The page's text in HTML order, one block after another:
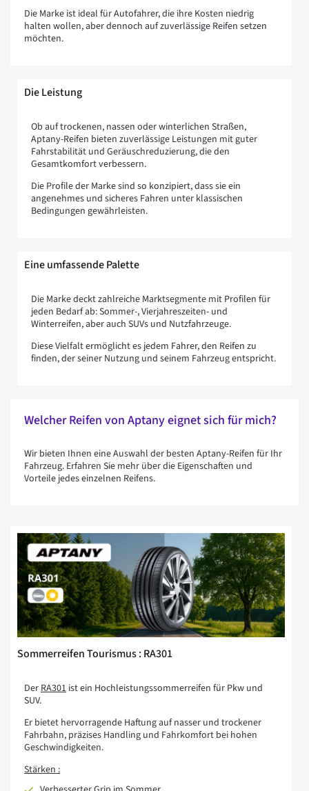
Die Marke ist ideal für Autofahrer, die ihre Kosten niedrig
halten wollen, aber dennoch auf zuverlässige Reifen setzen
möchten.
Die Leistung
Ob auf trockenen, nassen oder winterlichen Straßen,
Aptany-Reifen bieten zuverlässige Leistungen mit guter
Fahrstabilität und Geräuschreduzierung, die den
Gesamtkomfort verbessern.
Die Profile der Marke sind so konzipiert, dass sie ein
angenehmes und sicheres Fahren unter klassischen
Bedingungen gewährleisten.
Eine umfassende Palette
Die Marke deckt zahlreiche Marktsegmente mit Profilen für
jeden Bedarf ab: Sommer-, Vierjahreszeiten- und
Winterreifen, aber auch SUVs und Nutzfahrzeuge.
Diese Vielfalt ermöglicht es jedem Fahrer, den Reifen zu
finden, der seiner Nutzung und seinem Fahrzeug entspricht.
Welcher Reifen von Aptany eignet sich für mich?
Wir bieten Ihnen eine Auswahl der besten Aptany-Reifen für Ihr
Fahrzeug. Erfahren Sie mehr über die Eigenschaften und
Vorteile jedes einzelnen Reifens.
Sommerreifen Tourismus : RA301
Der RA301 ist ein Hochleistungssommerreifen für Pkw und
SUV.
Er bietet hervorragende Haftung auf nasser und trockener
Fahrbahn, präzises Handling und Fahrkomfort bei hohen
Geschwindigkeiten.
Stärken :